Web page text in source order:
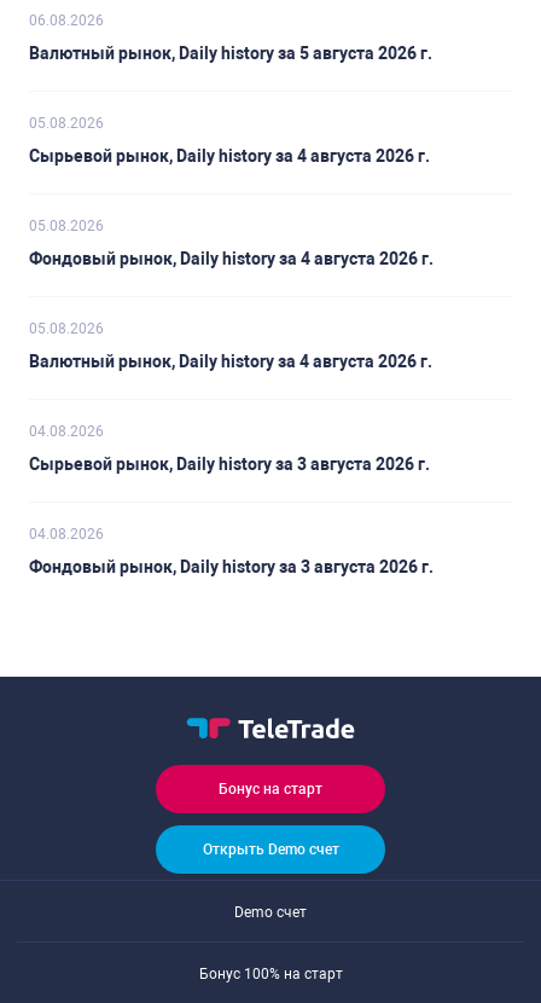
06.08.2026
Валютный рынок, Daily history за 5 августа 2026 г.
05.08.2026
Сырьевой рынок, Daily history за 4 августа 2026 г.
05.08.2026
Фондовый рынок, Daily history за 4 августа 2026 г.
05.08.2026
Валютный рынок, Daily history за 4 августа 2026 г.
04.08.2026
Сырьевой рынок, Daily history за 3 августа 2026 г.
04.08.2026
Фондовый рынок, Daily history за 3 августа 2026 г.
Бонус на старт
Открыть Demo счет
Demo счет
Бонус 100% на старт